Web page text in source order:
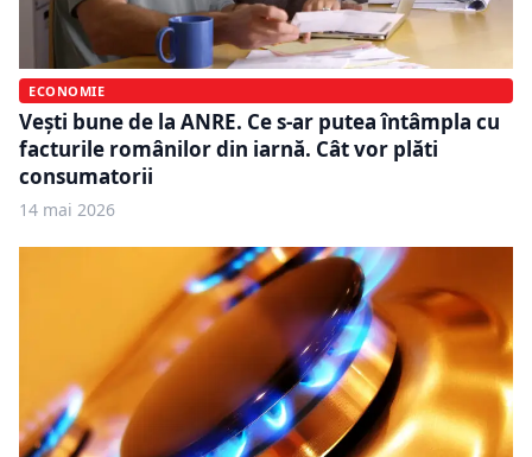
ECONOMIE
Vești bune de la ANRE. Ce s-ar putea întâmpla cu
facturile românilor din iarnă. Cât vor plăti
consumatorii
14 mai 2026